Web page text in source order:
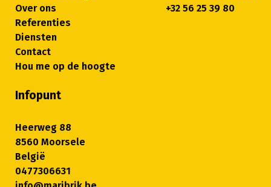
Over ons
Referenties
Diensten
Contact
Hou me op de hoogte
+32 56 25 39 80
Infopunt
Heerweg 88
8560 Moorsele
België
0477306631